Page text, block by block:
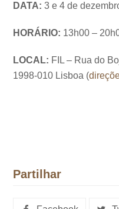
DATA: 3 e 4 de
HORÁRIO: 13h00 –
LOCAL: FIL – Rua do
1998-010 Lisboa (
Partilhar